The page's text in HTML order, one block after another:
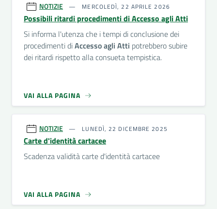
NOTIZIE MERCOLEDÌ, 22 APRILE 2026
Possibili ritardi procedimenti di Accesso agli Atti
Si informa l'utenza che i tempi di conclusione dei
procedimenti diAccesso agli Atti potrebbero subire
dei ritardi rispetto alla consueta tempistica.
VAI ALLA PAGINA
NOTIZIE LUNEDÌ, 22 DICEMBRE 2025
Carte d'identità cartacee
Scadenza validità carte d'identità cartacee
VAI ALLA PAGINA